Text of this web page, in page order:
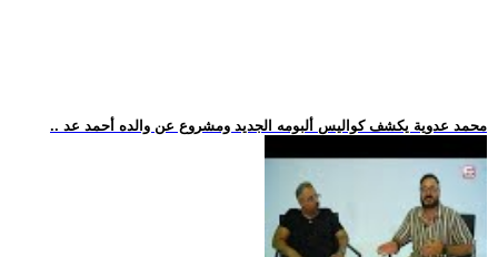
.. محمد عدوية يكشف كواليس ألبومه الجديد ومشروع عن والده أحمد عد